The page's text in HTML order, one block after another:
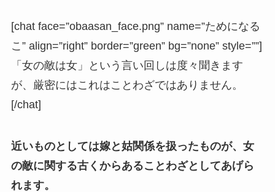
[chat face=”obaasan_face.png” name=”ためになる
こ” align=”right” border=”green” bg=”none” style=””]
「女の敵は女」という言い回しは度々聞きます
が、厳密にはこれはことわざではありません。
[/chat]
近いものとしては嫁と姑関係を扱ったものが、女
の敵に関する古くからあることわざとしてあげら
れます。